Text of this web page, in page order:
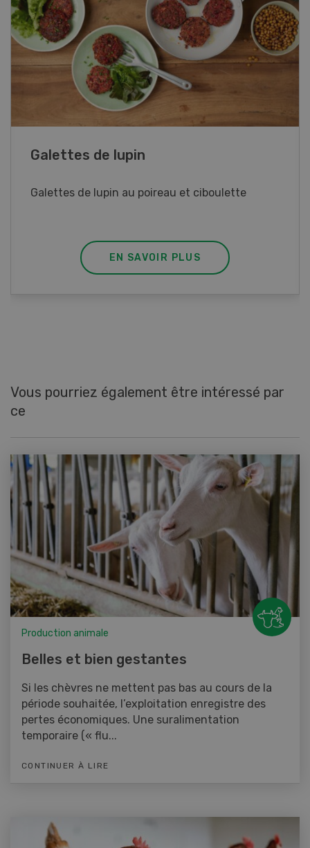
Rouleaux de printemps
Rouleaux de printemps aux poulet
EN SAVOIR PLUS
Vous pourriez également être intéressé par
ce
Production animale
Belles et bien gestantes
Si les chèvres ne mettent pas bas au cours de la
période souhaitée, l’exploitation enregistre des
pertes économiques. Une suralimentation
temporaire (« flu...
CONTINUER À LIRE